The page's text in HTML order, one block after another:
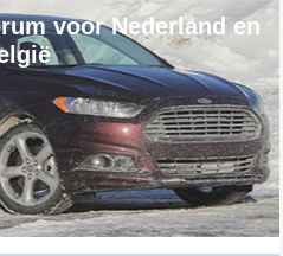
voor Nederland en